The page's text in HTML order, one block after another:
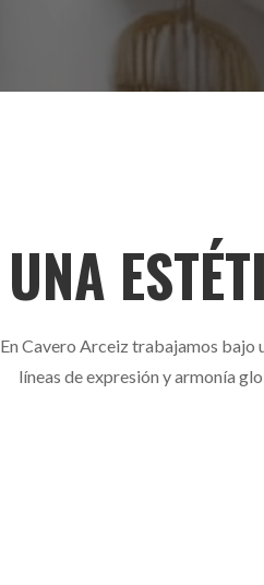
UNA
En Cavero Arceiz trabajamos bajo
líneas de expresión y armonía